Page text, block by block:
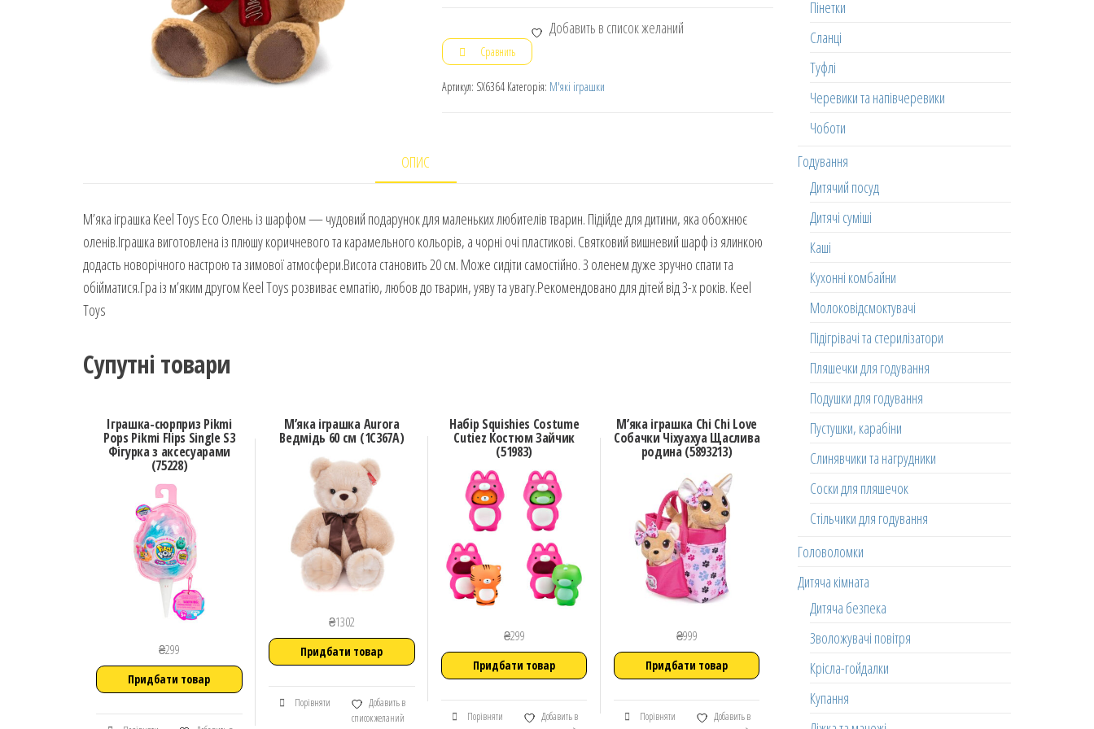
Добавить в список желаний
Сравнить
Артикул: SX6364 Категорія: М'які іграшки
ОПИС
М’яка іграшка Keel Toys Eco Олень із шарфом — чудовий подарунок для маленьких любителів тварин. Підійде для дитини, яка обожнює
оленів.Іграшка виготовлена із плюшу коричневого та карамельного кольорів, а чорні очі пластикові. Святковий вишневий шарф із ялинкою
додасть новорічного настрою та зимової атмосфери.Висота становить 20 см. Може сидіти самостійно. З оленем дуже зручно спати та
обійматися.Гра із м’яким другом Keel Toys розвиває емпатію, любов до тварин, уяву та увагу.Рекомендовано для дітей від 3-х років. Keel
Toys
Супутні товари
Іграшка-сюрприз Pikmi
Pops Pikmi Flips Single S3
Фiгурка з аксесуарами
(75228)
₴299
Придбати товар
М’яка іграшка Aurora
Ведмідь 60 см (1C367A)
₴1302
Придбати товар
Порівняти
Добавить в
список желаний
Набір Squishies Costume
Cutiez Костюм Зайчик
(51983)
₴299
Придбати товар
Порівняти
Добавить в
М’яка іграшка Chi Chi Love
Собачки Чіхуахуа Щаслива
родина (5893213)
₴999
Придбати товар
Порівняти
Добавить в
Пінетки
Сланці
Туфлі
Черевики та напівчеревики
Чоботи
Годування
Дитячий посуд
Дитячі суміші
Каші
Кухонні комбайни
Молоковідсмоктувачі
Підігрівачі та стерилізатори
Пляшечки для годування
Подушки для годування
Пустушки, карабіни
Слинявчики та нагрудники
Соски для пляшечок
Стільчики для годування
Головоломки
Дитяча кімната
Дитяча безпека
Зволожувачі повітря
Крісла-гойдалки
Купання